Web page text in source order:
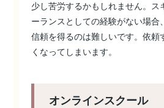
少し苦労するかもしれません。ス
ーランスとしての経験がない場合
信頼を得るのは難しいです。依頼
くなってしまいます。
オンラインスクール